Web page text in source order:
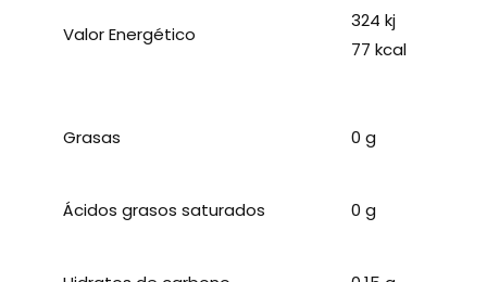
Valor Energético
324 kj
77 kcal
Grasas 0 g
Ácidos grasos saturados 0 g